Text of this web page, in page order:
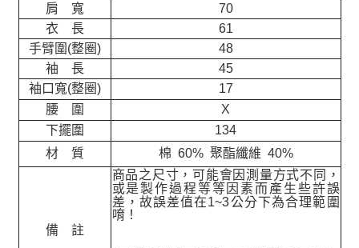
肩 寬
70
衣 長
61
手臂圍(整圈)
48
袖 長
45
袖口寬(整圈)
17
腰 圍
X
下擺圍
134
材 質
棉 60% 聚酯纖維 40%
備 註
商品之尺寸，可能會因測量方式不同，
或是製作過程等等因素而產生些許誤
差，故誤差值在1~3公分下為合理範圍
唷！